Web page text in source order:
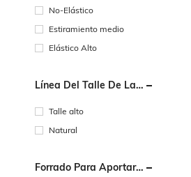
No-Elástico
Estiramiento medio
Elástico Alto
Línea Del Talle De La
Talle alto
Natural
Forrado Para Aportar